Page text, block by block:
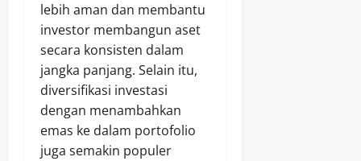
lebih aman dan membantu
investor membangun aset
secara konsisten dalam
jangka panjang. Selain itu,
diversifikasi investasi
dengan menambahkan
emas ke dalam portofolio
juga semakin populer